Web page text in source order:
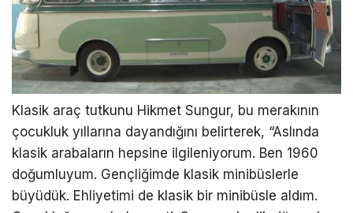
Klasik araç tutkunu Hikmet Sungur, bu merakının
çocukluk yıllarına dayandığını belirterek, “Aslında
klasik arabaların hepsine ilgileniyorum. Ben 1960
doğumluyum. Gençliğimde klasik minibüslerle
büyüdük. Ehliyetimi de klasik bir minibüsle aldım.